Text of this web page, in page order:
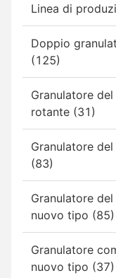
Linea di
Doppio
(125)
Granulatore
rotante (31)
Granulatore
(83)
Granulatore
nuovo tipo (85)
Granulatore
nuovo tipo (37)